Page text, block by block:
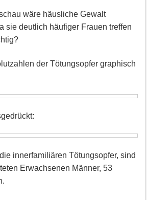
wäre häusliche Gewalt
sie deutlich häufiger Frauen treffen
der Tötungsopfer graphisch
innerfamiliären Tötungsopfer, sind
Erwachsenen Männer, 53